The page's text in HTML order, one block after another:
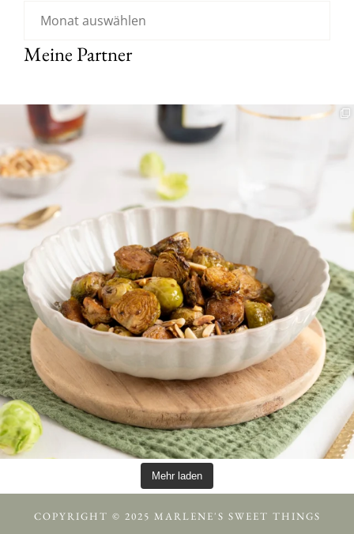
Meine Partner
Mehr laden
COPYRIGHT © 2025 MARLENE'S SWEET THINGS